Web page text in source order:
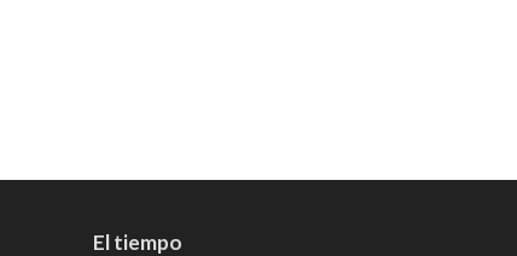
El tiempo